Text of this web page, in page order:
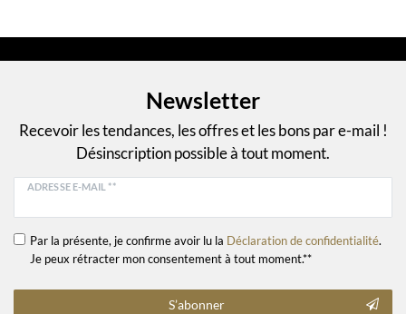
Newsletter
Recevoir les tendances, les offres et les bons par e-mail !
Désinscription possible à tout moment.
ADRESSE E-MAIL **
Par la présente, je confirme avoir lu la Déclaration de confidentialité.
Je peux rétracter mon consentement à tout moment.**
S’abonner